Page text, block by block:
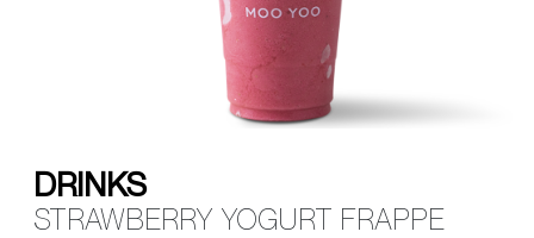
DRINKS
STRAWBERRY YOGURT FRAPPE